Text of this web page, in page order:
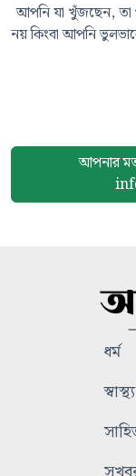
আপনি যা খুঁজছেন, তা
নয় কিংবা আপনি
আপনার
ধর্ম
স্বাস্থ্য